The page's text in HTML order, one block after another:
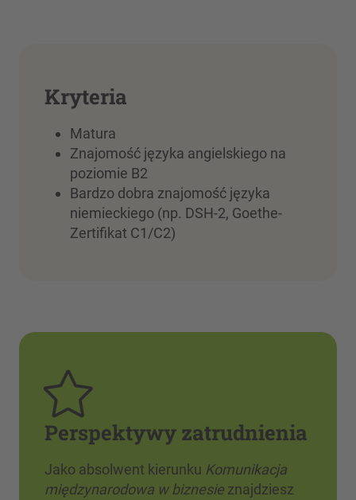
Kryteria
Matura
Znajomość języka angielskiego na
poziomie B2
Bardzo dobra znajomość języka
niemieckiego (np. DSH-2, Goethe-
Zertifikat C1/C2)
Perspektywy zatrudnienia
Jako absolwent kierunku Komunikacja
międzynarodowa w biznesie znajdziesz